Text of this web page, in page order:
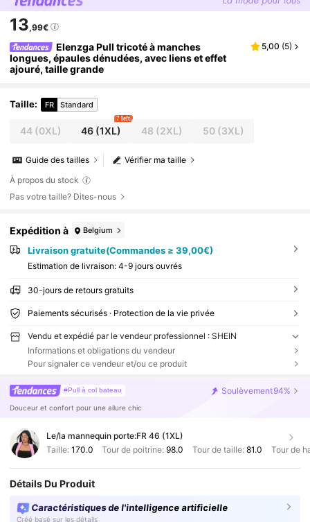
13,99€
Elenzga Pull tricoté à manches
longues, épaules dénudées, avec liens et effet
ajouré, taille grande
5,00 (5)
Taille: FR Standard
44(0XL) 46 (1XL)
7 left
48 (2XL) 50(3XL)
Vérifier ma taille
Guide des tailles
À propos du stock
Pas votre taille? Dites-nous
Expédition à Belgium
Livraison gratuite(Commandes ≥ 39,00€)
Estimation de livraison: 4-9 jours ouvrés
30-jours de retours gratuits
Paiements sécurisés · Protection de la vie privée
Vendu et expédié par le vendeur professionnel : SHEIN
Informations et obligations du vendeur
Pour signaler ce vendeur et/ou ce produit
#Pull à col bateau Soulèvement94%
Douceur et confort pour une allure chic
Le/la mannequin porte:FR 46 (1XL)
Taille: 170.0 Tour de poitrine:98.0 Tour de taille: 81.0 Tour de
Détails Du Produit
Caractéristiques de l'intelligence artificielle
Créé basé sur les détails